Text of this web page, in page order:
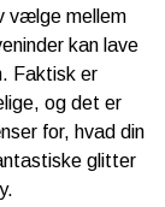
vælge mellem
kan lave
Faktisk er
og det er
for, hvad din
glitter